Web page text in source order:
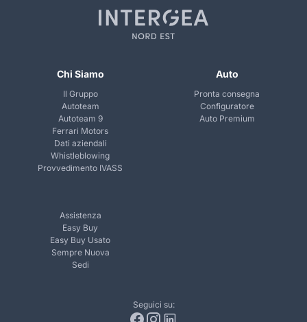
Chi Siamo
Il Gruppo
Autoteam
Autoteam 9
Ferrari Motors
Dati aziendali
Whistleblowing
Provvedimento IVASS
Auto
Pronta consegna
Configuratore
Auto Premium
Assistenza
Easy Buy
Easy Buy Usato
Sempre Nuova
Sedi
Seguici su: